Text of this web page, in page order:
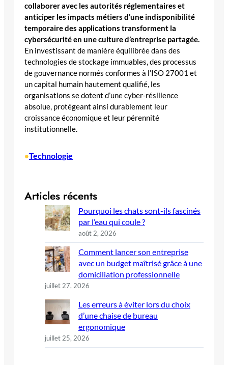
collaborer avec les autorités réglementaires et
anticiper les impacts métiers d’une indisponibilité
temporaire des applications transforment la
cybersécurité en une culture d’entreprise partagée.
En investissant de manière équilibrée dans des
technologies de stockage immuables, des processus
de gouvernance normés conformes à l’ISO 27001 et
un capital humain hautement qualifié, les
organisations se dotent d’une cyber-résilience
absolue, protégeant ainsi durablement leur
croissance économique et leur pérennité
institutionnelle.
•Technologie
Articles récents
Pourquoi les chats sont-ils fascinés
par l’eau qui coule ?
août 2, 2026
Comment lancer son entreprise
avec un budget maîtrisé grâce à une
domiciliation professionnelle
juillet 27, 2026
Les erreurs à éviter lors du choix
d’une chaise de bureau
ergonomique
juillet 25, 2026